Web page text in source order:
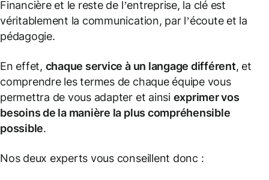
Financière et le reste de l’entreprise, la clé est
véritablement la communication, par l’écoute et la
pédagogie.
En effet, chaque service à un langage différent, et
comprendre les termes de chaque équipe vous
permettra de vous adapter et ainsi exprimer vos
besoins de la manière la plus compréhensible
possible.
Nos deux experts vous conseillent donc :